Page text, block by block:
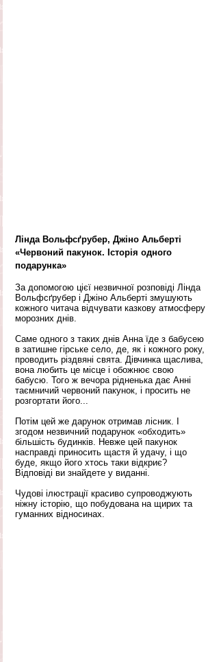
Лінда Вольфсґрубер, Джіно Альберті
«Червоний пакунок. Історія одного
подарунка»
За допомогою цієї незвичної розповіді Лінда
Вольфсґрубер і Джіно Альберті змушують
кожного читача відчувати казкову атмосферу
морозних днів.
Саме одного з таких днів ​​Анна їде з бабусею
в затишне гірське село, де, як і кожного року,
проводить різдвяні свята. Дівчинка щаслива,
вона любить це місце і обожнює свою
бабусю. Того ж вечора рідненька дає Анні
таємничий червоний пакунок, і просить не
розгортати його...
Потім цей же дарунок отримав лісник. І
згодом незвичний подарунок «обходить»
більшість будинків. Невже цей пакунок
насправді приносить щастя й удачу, і що
буде, якщо його хтось таки відкриє?
Відповіді ви знайдете у виданні.
Чудові ілюстрації красиво супроводжують
ніжну історію, що побудована на щирих та
гуманних відносинах.